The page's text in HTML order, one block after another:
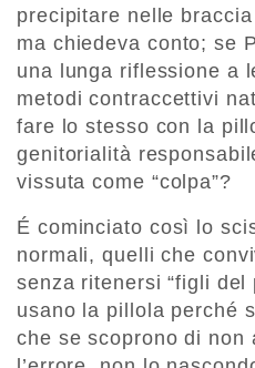
precipitare nelle
ma chiedeva conto; se
una lunga riflessione a
metodi contraccettivi
fare lo stesso con la
genitorialità
vissuta come “colpa”?
É cominciato così lo
normali, quelli che
senza ritenersi “figli del
usano la pillola perché
che se scoprono di non